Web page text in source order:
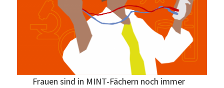
Frauen sind in MINT-Fächern noch immer